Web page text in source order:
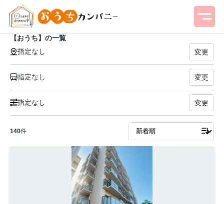
【おうち】の一覧
指定なし
変更
指定なし 変更
指定なし 変更
140件